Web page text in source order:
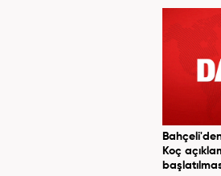
Koç